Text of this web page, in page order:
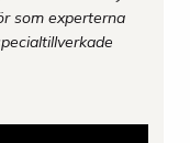
som experterna